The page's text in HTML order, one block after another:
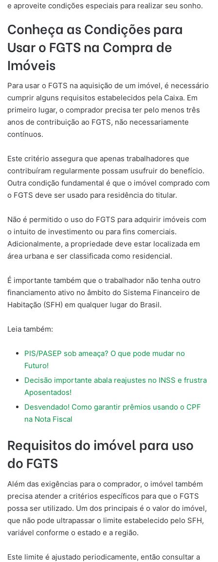
e aproveite condições especiais para realizar seu sonho.
Conheça as Condições para
Usar o FGTS na Compra de
Imóveis
Para usar o FGTS na aquisição de um imóvel, é necessário
cumprir alguns requisitos estabelecidos pela Caixa. Em
primeiro lugar, o comprador precisa ter pelo menos três
anos de contribuição ao FGTS, não necessariamente
contínuos.
Este critério assegura que apenas trabalhadores que
contribuíram regularmente possam usufruir do benefício.
Outra condição fundamental é que o imóvel comprado com
o FGTS deve ser usado para residência do titular.
Não é permitido o uso do FGTS para adquirir imóveis com
o intuito de investimento ou para fins comerciais.
Adicionalmente, a propriedade deve estar localizada em
área urbana e ser classificada como residencial.
É importante também que o trabalhador não tenha outro
financiamento ativo no âmbito do Sistema Financeiro de
Habitação (SFH) em qualquer lugar do Brasil.
Leia também:
PIS/PASEP sob ameaça? O que pode mudar no
Futuro!
Decisão importante abala reajustes no INSS e frustra
Aposentados!
Desvendado! Como garantir prêmios usando o CPF
na Nota Fiscal
Requisitos do imóvel para uso
do FGTS
Além das exigências para o comprador, o imóvel também
precisa atender a critérios específicos para que o FGTS
possa ser utilizado. Um dos principais é o valor do imóvel,
que não pode ultrapassar o limite estabelecido pelo SFH,
variável conforme o estado e a região.
Este limite é ajustado periodicamente, então consultar a